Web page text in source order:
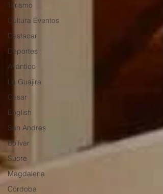
Turismo
Cultura Eventos
Destacar
Deportes
Atlántico
La Guajira
Cesar
English
San Andres
Bolívar
Sucre
Magdalena
Córdoba